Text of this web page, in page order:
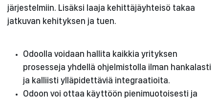
järjestelmiin. Lisäksi laaja kehittäjäyhteisö takaa
jatkuvan kehityksen ja tuen.
Odoolla voidaan hallita kaikkia yrityksen
prosesseja yhdellä ohjelmistolla ilman hankalasti
ja kalliisti ylläpidettäviä integraatioita.
Odoon voi ottaa käyttöön pienimuotoisesti ja